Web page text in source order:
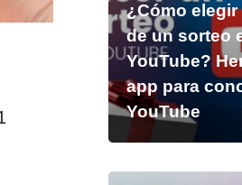
¿Cómo
de un sorteo
YouTube?
app para
YouTube